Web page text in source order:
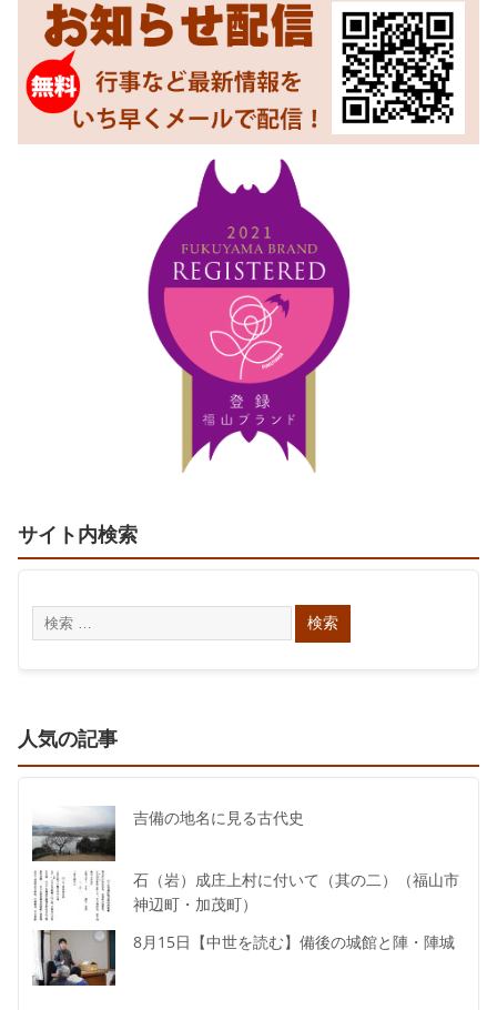
サイト内検索
人気の記事
吉備の地名に見る古代史
石（岩）成庄上村に付いて（其の二）（福山市
神辺町・加茂町）
8月15日【中世を読む】備後の城館と陣・陣城